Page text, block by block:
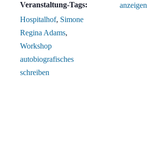
Veranstaltung-Tags:
Hospitalhof, Simone
Regina Adams,
Workshop
autobiografisches
schreiben
anzeigen